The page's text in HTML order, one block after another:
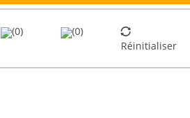
(0)
(0)
Réinitialiser